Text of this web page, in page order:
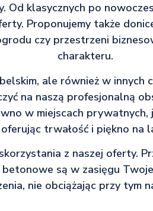
Od klasycznych po
Proponujemy także
czy przestrzeni
charakteru.
ale również w innych
na naszą profesjonalną
w miejscach prywatnych,
oferując trwałość i piękno na
z naszej oferty.
są w zasięgu
nie obciążając przy tym